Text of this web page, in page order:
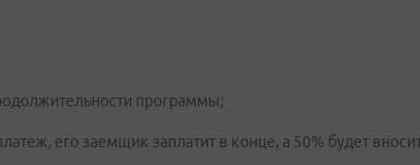
программы;
его заемщик заплатит в конце, а 50% будет